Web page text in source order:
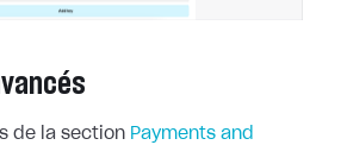
de la section Payments and